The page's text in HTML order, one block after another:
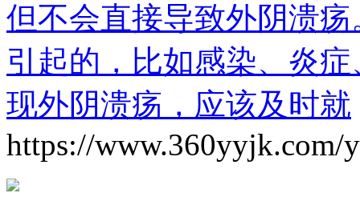
但不会直接导致外阴溃
引起的，比如感染、炎
现外阴溃疡，应该及时就
https://www.360yyjk.com/